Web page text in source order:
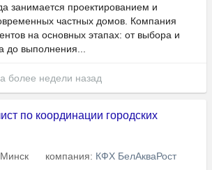
занимается проектированием и
частных домов. Компания
на основных этапах: от выбора и
до выполнения...
более недели назад
по координации городских
Минск компания: КФХ БелАкваРост